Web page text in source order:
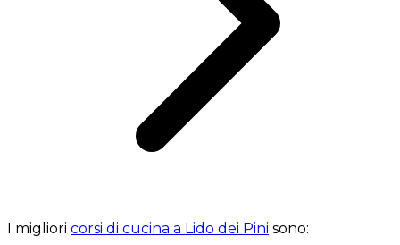
I migliori corsi di cucina a Lido dei Pini sono: